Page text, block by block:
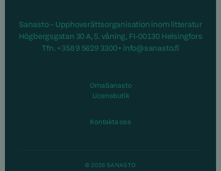
Sanasto – Upphovsrättsorganisation inom litteratur
Högbergsgatan 30 A, 5. våning, FI-00130 Helsingfors
Tfn. +358 9 5629 3300 • info@sanasto.fi
OmaSanastoÖppnas i ett nytt
LicensbutikÖppnas i ett nytt fönster/
Kontakta oss
© 2026 SANASTO